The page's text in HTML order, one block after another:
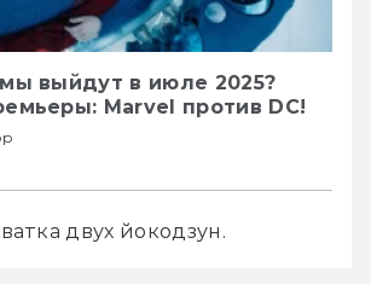
выйдут в июле 2025?
Marvel против DC!
двух йокодзун.